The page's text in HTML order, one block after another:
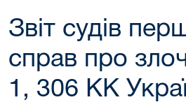
Звіт судів
справ про
1, 306 КК